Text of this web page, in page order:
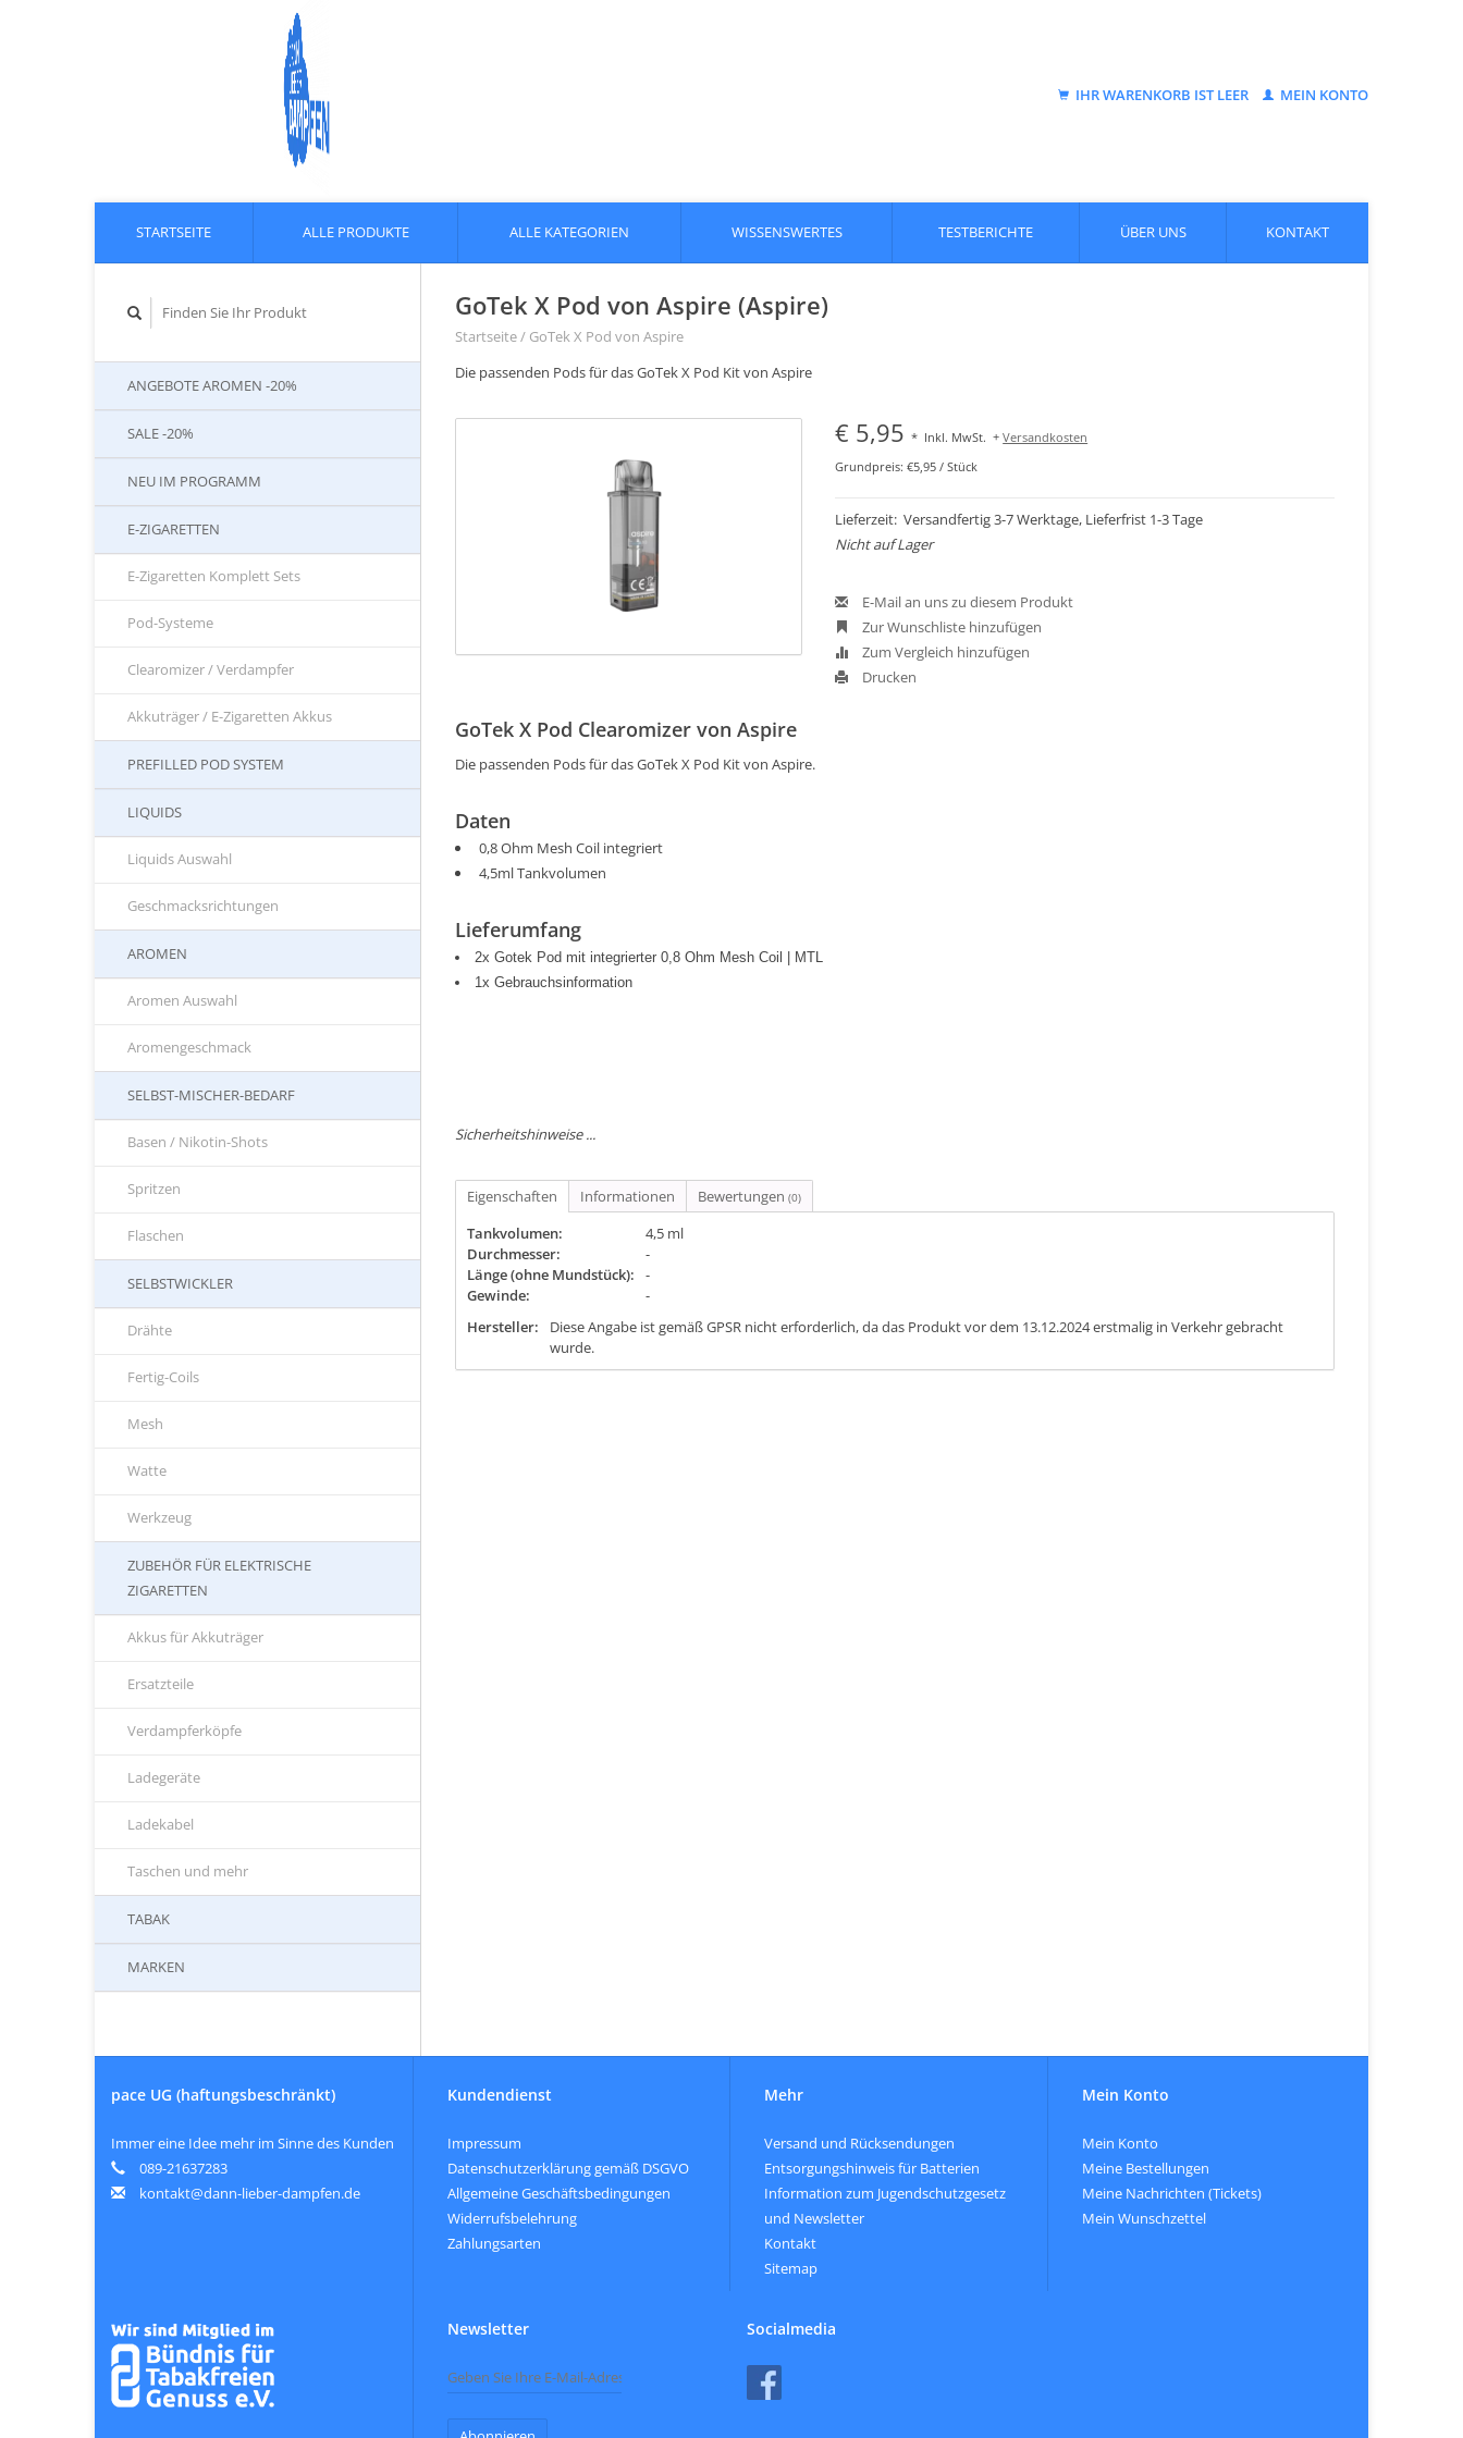
IHR WARENKORB IST LEER MEIN KONTO
STARTSEITE ALLE PRODUKTE ALLE KATEGORIEN WISSENSWERTES TESTBERICHTE ÜBER UNS KONTAKT
ANGEBOTE AROMEN -20%
SALE -20%
NEU IM PROGRAMM
E-ZIGARETTEN
E-Zigaretten Komplett Sets
Pod-Systeme
Clearomizer / Verdampfer
Akkuträger / E-Zigaretten Akkus
PREFILLED POD SYSTEM
LIQUIDS
Liquids Auswahl
Geschmacksrichtungen
AROMEN
Aromen Auswahl
Aromengeschmack
SELBST-MISCHER-BEDARF
Basen / Nikotin-Shots
Spritzen
Flaschen
SELBSTWICKLER
Drähte
Fertig-Coils
Mesh
Watte
Werkzeug
ZUBEHÖR FÜR ELEKTRISCHE
ZIGARETTEN
Akkus für Akkuträger
Ersatzteile
Verdampferköpfe
Ladegeräte
Ladekabel
Taschen und mehr
TABAK
MARKEN
GoTek X Pod von Aspire (Aspire)
Startseite/ GoTek X Pod von Aspire
Die passenden Pods für das GoTek X Pod Kit von Aspire
€ 5,95* Inkl. MwSt. +Versandkosten
Grundpreis: €5,95 / Stück
Lieferzeit: Versandfertig 3-7 Werktage, Lieferfrist 1-3 Tage
Nicht auf Lager
E-Mail an uns zu diesem Produkt
Zur Wunschliste hinzufügen
Zum Vergleich hinzufügen
Drucken
GoTek X Pod Clearomizer von Aspire
Die passenden Pods für das GoTek X Pod Kit von Aspire.
Daten
0,8 Ohm Mesh Coil integriert
4,5ml Tankvolumen
Lieferumfang
2x Gotek Pod mit integrierter 0,8 Ohm Mesh Coil | MTL
1x Gebrauchsinformation
Sicherheitshinweise ...
Eigenschaften Informationen Bewertungen (0)
Tankvolumen:
4,5 ml
Durchmesser:
-
Länge (ohne Mundstück):
-
Gewinde:
-
Hersteller:
Diese Angabe ist gemäß GPSR nicht erforderlich, da das Produkt vor dem 13.12.2024 erstmalig in Verkehr gebracht
wurde.
pace UG (haftungsbeschränkt)
Immer eine Idee mehr im Sinne des Kunden
089-21637283
kontakt@dann-lieber-dampfen.de
Kundendienst
Impressum
Datenschutzerklärung gemäß DSGVO
Allgemeine Geschäftsbedingungen
Widerrufsbelehrung
Zahlungsarten
Mehr
Versand und Rücksendungen
Entsorgungshinweis für Batterien
Information zum Jugendschutzgesetz
und Newsletter
Kontakt
Sitemap
Mein Konto
Mein Konto
Meine Bestellungen
Meine Nachrichten (Tickets)
Mein Wunschzettel
Newsletter Socialmedia